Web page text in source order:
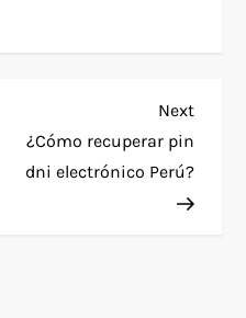
Next
Post
Next
¿Cómo recuperar pin
dni electrónico Perú?